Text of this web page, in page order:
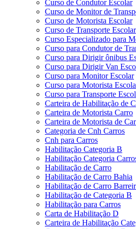
Curso de Condutor Escolar
Curso de Monitor de
Curso de Motorista Escolar
Curso de Transporte Escolar
Curso Especializado para
Curso para Condutor de
Curso para Dirigir ônibus
Curso para Dirigir Van
Curso para Monitor Escolar
Curso para Motorista
Curso para Transporte
Carteira de Habilitação de
Carteira de Motorista Carro
Carteira de Motorista de
Categoria de Cnh Carros
Cnh para Carros
Habilitação Categoria B
Habilitação Categoria
Habilitação de Carro
Habilitação de Carro Bahia
Habilitação de Carro
Habilitação de Categoria B
Habilitação para Carros
Carta de Habilitação D
Carteira de Habilitação